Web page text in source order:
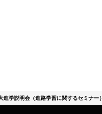
進学説明会（進路学習に関するセミナー）